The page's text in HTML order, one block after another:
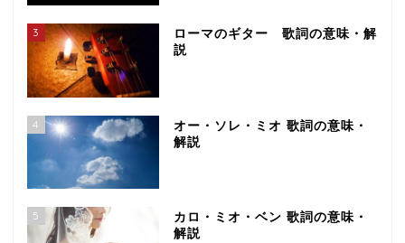
3
ローマのギター 歌詞の意味・解
説
4
オー・ソレ・ミオ 歌詞の意味・
解説
5
カロ・ミオ・ベン 歌詞の意味・
解説